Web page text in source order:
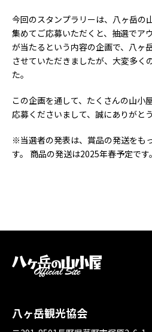
今回のスタンプラリーは、八ヶ岳の
集めてご応募いただくと、抽選でア
が当たるという内容の企画で、八ヶ
させていただきましたが、大変多く
た。
この企画を通して、たくさんの山小
応募くださいまして、誠にありがと
※当選者の発表は、賞品の発送をも
す。 商品の発送は2025年春予定です。
八ヶ岳観光協会